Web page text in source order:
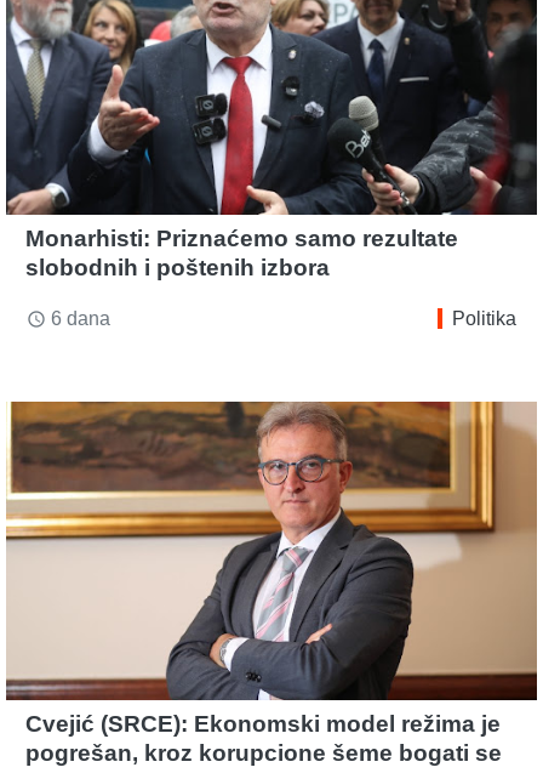
Monarhisti: Priznaćemo samo rezultate
slobodnih i poštenih izbora
access_time 6 dana Politika
Cvejić (SRCE): Ekonomski model režima je
pogrešan, kroz korupcione šeme bogati se